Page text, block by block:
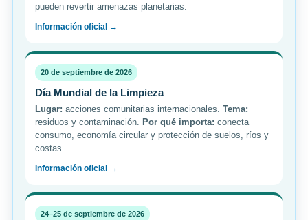
pueden revertir amenazas planetarias.
Información oficial →
20 de septiembre de 2026
Día Mundial de la Limpieza
Lugar: acciones comunitarias internacionales. Tema:
residuos y contaminación. Por qué importa: conecta
consumo, economía circular y protección de suelos, ríos y
costas.
Información oficial →
24–25 de septiembre de 2026